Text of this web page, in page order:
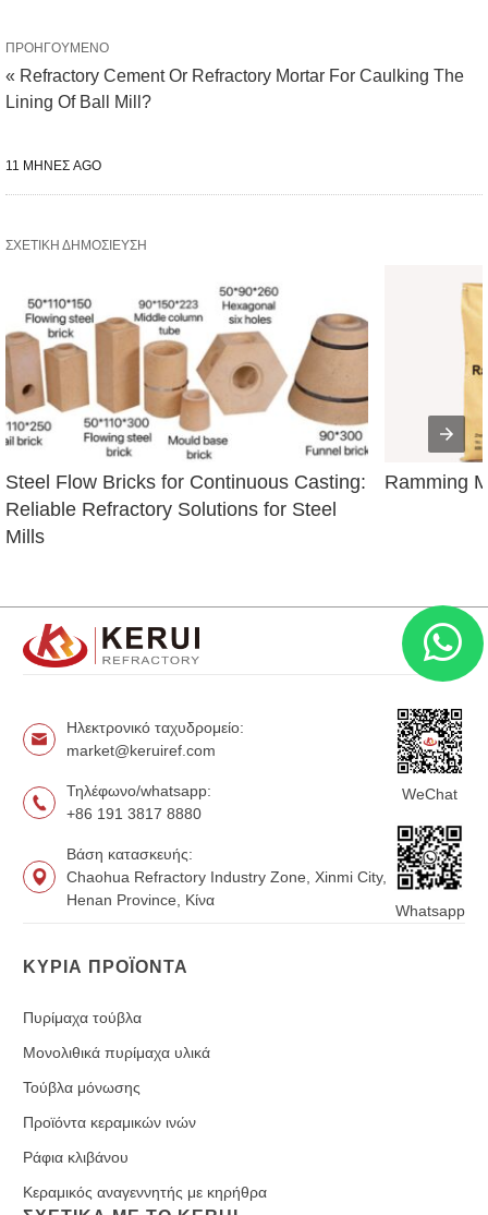
ΠΡΟΗΓΟΎΜΕΝΟ
« Refractory Cement Or Refractory Mortar For Caulking The
Lining Of Ball Mill?
11 ΜΉΝΕΣ AGO
ΣΧΕΤΙΚΉ ΔΗΜΟΣΊΕΥΣΗ
Steel Flow Bricks for Continuous Casting:
Reliable Refractory Solutions for Steel
Mills
Ramming
Ηλεκτρονικό ταχυδρομείο:
market@keruiref.com
Τηλέφωνο/whatsapp:
+86 191 3817 8880
Βάση κατασκευής:
Chaohua Refractory Industry Zone, Xinmi City,
Henan Province, Κίνα
WeChat
Whatsapp
ΚΎΡΙΑ ΠΡΟΪΌΝΤΑ
Πυρίμαχα τούβλα
Μονολιθικά πυρίμαχα υλικά
Τούβλα μόνωσης
Προϊόντα κεραμικών ινών
Ράφια κλιβάνου
Κεραμικός αναγεννητής με κηρήθρα